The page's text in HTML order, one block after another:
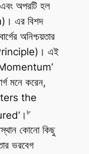
অপরটি হল
এর বিশদ
অনিশ্চয়তার
এই
মনে করেন,
the
৮
কোনো কিছু
ভরবেগ